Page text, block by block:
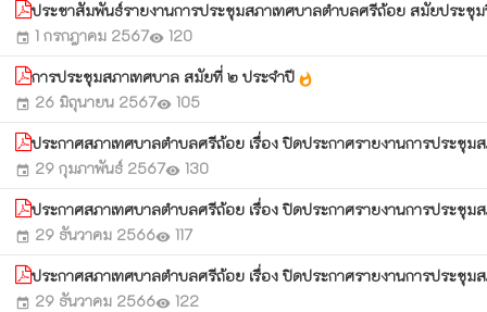
ประชาสัมพันธ์รายงานการประชุมสภาเทศบาลตำบลศรีถ้อย สมัยปร
event 1 กรกฎาคม 2567visibility 120
การประชุมสภาเทศบาล สมัยที่ ๒ ประจำปี whatshot
event 26 มิถุนายน 2567visibility 105
ประกาศสภาเทศบาลตำบลศรีถ้อย เรื่อง ปิดประกาศรายงานการปร
event 29 กุมภาพันธ์ 2567visibility 130
ประกาศสภาเทศบาลตำบลศรีถ้อย เรื่อง ปิดประกาศรายงานการปร
event 29 ธันวาคม 2566visibility 117
ประกาศสภาเทศบาลตำบลศรีถ้อย เรื่อง ปิดประกาศรายงานการปร
event 29 ธันวาคม 2566visibility 122